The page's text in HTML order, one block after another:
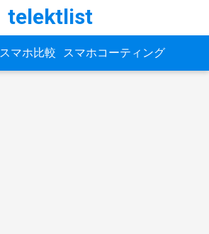
telektlist
スマホ比較 スマホコーティング